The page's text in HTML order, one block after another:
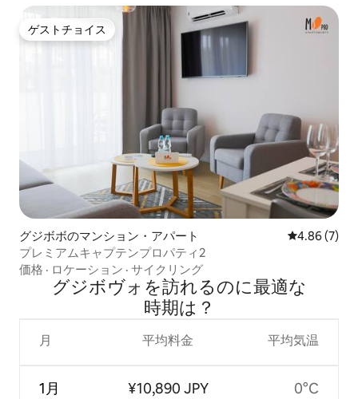
ゲストチョイス
ゲストチョイス
グジボボのマンション・アパート レビュー7
4.86 (7)
プレミアムキャプテンプロパティ2
価格 · ロケーション · サイクリング
グジボヴォを訪⁠れ⁠るの⁠に最⁠適⁠な
時⁠期⁠は⁠？
月
1月
平均料金
¥10,890 JPY
平均気温
0°C